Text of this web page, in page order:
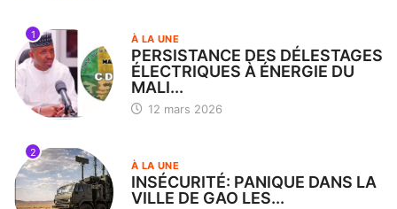
1 À LA UNE
PERSISTANCE DES DÉLESTAGES
ÉLECTRIQUES À ÉNERGIE DU
MALI...
12 mars 2026
2
À LA UNE
INSÉCURITÉ: PANIQUE DANS LA
VILLE DE GAO LES...